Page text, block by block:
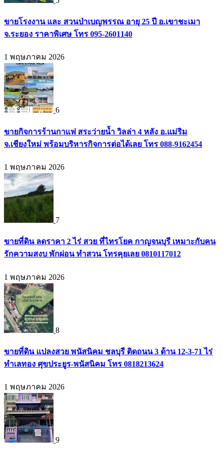
ขายโรงงาน และ สวนป่าเบญพรรณ อายุ 25 ปี อ.เขาชะเมา
จ.ระยอง ราคาพิเศษ โทร 095-2601140
1 พฤษภาคม 2026
6
ขายกิจการร้านกาแฟ สระว่ายน้ำ วิลล่า 4 หลัง อ.แม่ริม
จ.เชียงใหม่ พร้อมบริหารกิจการต่อได้เลย โทร 088-9162454
1 พฤษภาคม 2026
7
ขายที่ดิน ลดราคา 2 ไร่ สวย ที่ไทรโยค กาญจนบุรี เหมาะกับคน
รักความสงบ พักผ่อน ทำสวน โทรคุยเลย 0810117012
1 พฤษภาคม 2026
8
ขายที่ดิน แปลงสวย พนัสนิคม ชลบุรี ติดถนน 3 ด้าน 12-3-71 ไร่
ทำเลทอง ศุขประยูร-พนัสนิคม โทร 0818213624
1 พฤษภาคม 2026
9